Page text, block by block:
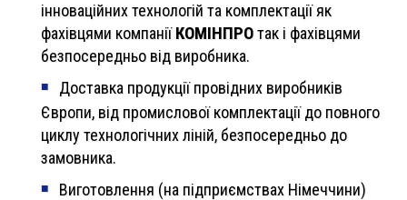
інноваційних технологій та комплектації як
фахівцями компаніїКОМІНПРОтак і фахівцями
безпосередньо від виробника.
Доставка продукції провідних виробників
Європи, від промислової комплектації до повного
циклу технологічних ліній, безпосередньо до
замовника.
Виготовлення (на підприємствах Німеччини)